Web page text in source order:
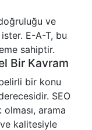
ve
E-A-T, bu
sahiptir.
Bir Kavram
bir konu
SEO
arama
kalitesiyle